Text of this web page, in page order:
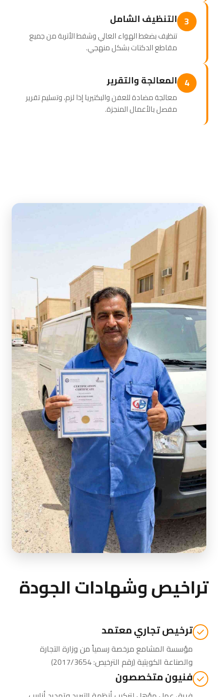
3 التنظيف الشامل
تنظيف بضغط الهواء العالي وشفط الأتربة من جميع
مقاطع الدكتات بشكل منهجي.
4 المعالجة والتقرير
معالجة مضادة للعفن والبكتيريا إذا لزم، وتسليم تقرير
مفصل بالأعمال المنجزة.
تراخيص وشهادات الجودة
ترخيص تجاري معتمد
مؤسسة المشامع مرخصة رسمياً منوزارة التجارة
والصناعة الكويتية(رقم الترخيص: 2017/3654)
فنيون متخصصون